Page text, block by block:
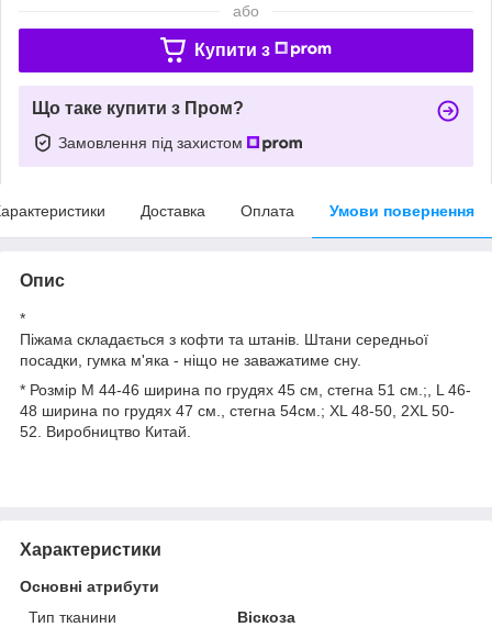
або
Купити з
Що таке купити з Пром?
Замовлення під захистом
Доставка Оплата Умови повернення
Опис
*
Піжама складається з кофти та штанів. Штани середньої
посадки, гумка м'яка - ніщо не заважатиме сну.
* Розмір M 44-46 ширина по грудях 45 см, стегна 51 см.;, L 46-
48 ширина по грудях 47 см., стегна 54см.; XL 48-50, 2XL 50-
52. Виробництво Китай.
Характеристики
Основні атрибути
Тип тканини
Віскоза